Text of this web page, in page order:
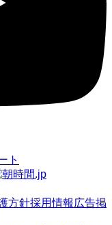
方針採用情報 広告掲